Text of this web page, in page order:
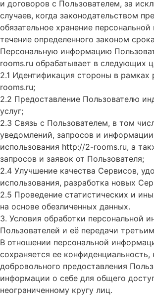
и договоров с Пользователем, за
случаев, когда законодательством
обязательное хранение
течение определенного законом
Персональную информацию
rooms.ru обрабатывает в следующих
2.1 Идентификация стороны в
rooms.ru;
2.2 Предоставление Пользователю
услуг;
2.3 Связь с Пользователем, в том
уведомлений, запросов и
использования http://2-rooms.ru, а
запросов и заявок от Пользователя;
2.4 Улучшение качества Сервисов,
использования, разработка новых
2.5 Проведение статистических и
на основе обезличенных данных.
3. Условия обработки персональной
Пользователей и её передачи
В отношении персональной
сохраняется ее конфиденциальность,
добровольного предоставления
информации о себе для общего
неограниченному кругу лиц.